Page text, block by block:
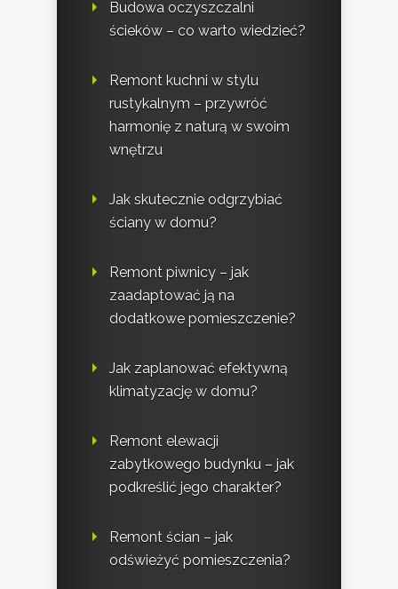
Budowa oczyszczalni
ścieków – co warto wiedzieć?
Remont kuchni w stylu
rustykalnym – przywróć
harmonię z naturą w swoim
wnętrzu
Jak skutecznie odgrzybiać
ściany w domu?
Remont piwnicy – jak
zaadaptować ją na
dodatkowe pomieszczenie?
Jak zaplanować efektywną
klimatyzację w domu?
Remont elewacji
zabytkowego budynku – jak
podkreślić jego charakter?
Remont ścian – jak
odświeżyć pomieszczenia?